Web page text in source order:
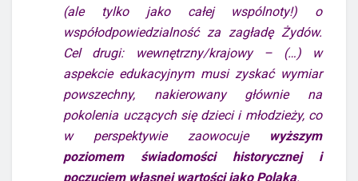
(ale tylko jako całej wspólnoty!) o
współodpowiedzialność za zagładę Żydów.
Cel drugi: wewnętrzny/krajowy – (…) w
aspekcie edukacyjnym musi zyskać wymiar
powszechny, nakierowany głównie na
pokolenia uczących się dzieci i młodzieży, co
w perspektywie zaowocuje
wyższym
poziomem świadomości historycznej i
poczuciem własnej wartości jako Polaka.